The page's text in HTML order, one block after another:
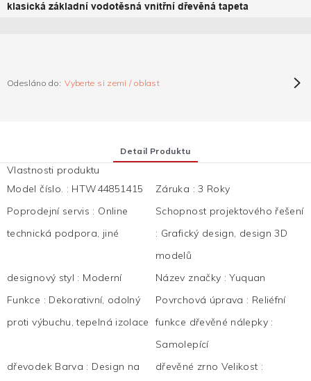
klasická základní vodotěsná vnitřní dřevěná tapeta
Odesláno do: Vyberte si zemi / oblast
Detail Produktu
Vlastnosti produktu
Model číslo. : HTW44851415 Záruka :3 Roky
Poprodejní servis : Online
technická podpora, jiné
Schopnost projektového řešení
: Grafický design, design 3D
modelů
designový styl : Moderní Název značky :Yuquan
Funkce : Dekorativní, odolný
proti výbuchu, tepelná izolace
Povrchová úprava : Reliéfní
funkce dřevěné nálepky :
Samolepící
dřevodek Barva : Design na
dřevěné zrno Velikost :